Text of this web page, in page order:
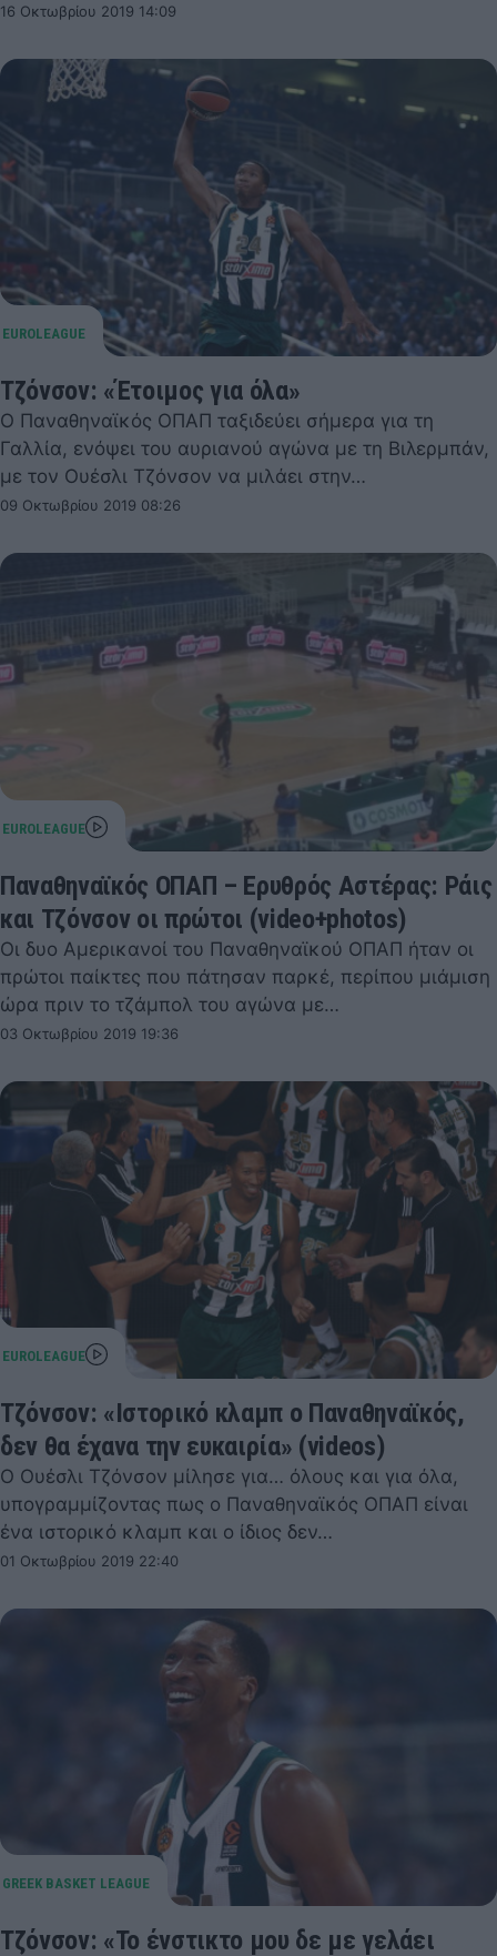
16 Οκτωβρίου 2019 14:09
Τζόνσον: «Έτοιμος για όλα»
Ο Παναθηναϊκός ΟΠΑΠ ταξιδεύει σήμερα για τη
Γαλλία, ενόψει του αυριανού αγώνα με τη Βιλερμπάν,
με τον Ουέσλι Τζόνσον να μιλάει στην…
09 Οκτωβρίου 2019 08:26
Παναθηναϊκός ΟΠΑΠ – Ερυθρός Αστέρας: Ράις
και Τζόνσον οι πρώτοι (video+photos)
Οι δυο Αμερικανοί του Παναθηναϊκού ΟΠΑΠ ήταν οι
πρώτοι παίκτες που πάτησαν παρκέ, περίπου μιάμιση
ώρα πριν το τζάμπολ του αγώνα με…
03 Οκτωβρίου 2019 19:36
Τζόνσον: «Ιστορικό κλαμπ ο Παναθηναϊκός,
δεν θα έχανα την ευκαιρία» (videos)
Ο Ουέσλι Τζόνσον μίλησε για… όλους και για όλα,
υπογραμμίζοντας πως ο Παναθηναϊκός ΟΠΑΠ είναι
ένα ιστορικό κλαμπ και ο ίδιος δεν…
01 Οκτωβρίου 2019 22:40
Τζόνσον: «Το ένστικτο μου δε με γελάει